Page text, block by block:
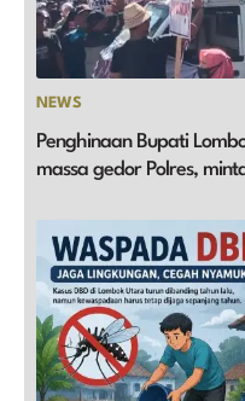
NEWS
Penghinaan Bupati
massa gedor Polres,